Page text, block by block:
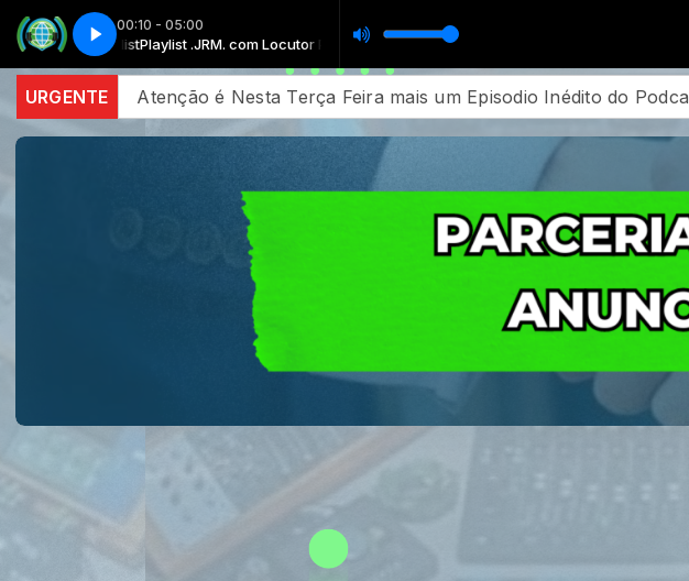
00:10 - 05:00
Playlist .JRM. com Locutor PlaylistPlaylist .JRM. com Locutor Playlist
Elaine Martins - Oceano de Lágrimas - BaixarMusicaGospel.top
URGENTE
mais um Episodio Inédito do Podcast Shekinah ao vivo a Partir das 20:00hs